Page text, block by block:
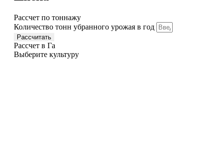
Рассчет по тоннажу
Количество тонн убранного урожая в год
Рассчитать
Рассчет в Га
Выберите культуру